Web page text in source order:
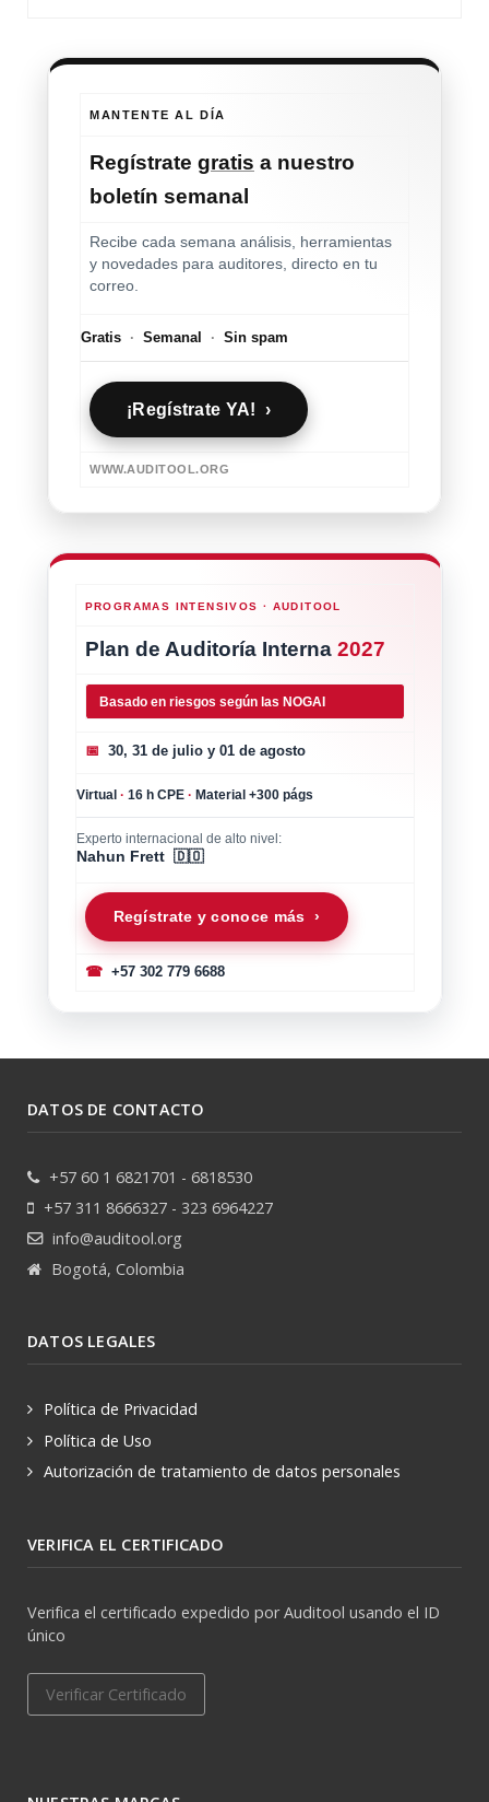
MANTENTE AL DÍA
Regístrate gratis a nuestro
boletín semanal
Recibe cada semana análisis, herramientas
y novedades para auditores, directo en tu
correo.
Gratis · Semanal · Sin spam
¡Regístrate YA! ›
WWW.AUDITOOL.ORG
PROGRAMAS INTENSIVOS · AUDITOOL
Plan de Auditoría Interna 2027
Basado en riesgos según las NOGAI
📅 30, 31 de julio y 01 de agosto
Virtual · 16 h CPE · Material +300 págs
Experto internacional de alto nivel:
Nahun Frett 🇩🇴
Regístrate y conoce más ›
☎+57 302 779 6688
DATOS DE CONTACTO
+57 60 1 6821701 - 6818530
+57 311 8666327 - 323 6964227
info@auditool.org
Bogotá, Colombia
DATOS LEGALES
Política de Privacidad
Política de Uso
Autorización de tratamiento de datos personales
VERIFICA EL CERTIFICADO
Verifica el certificado expedido por Auditool usando el ID
único
Verificar Certificado